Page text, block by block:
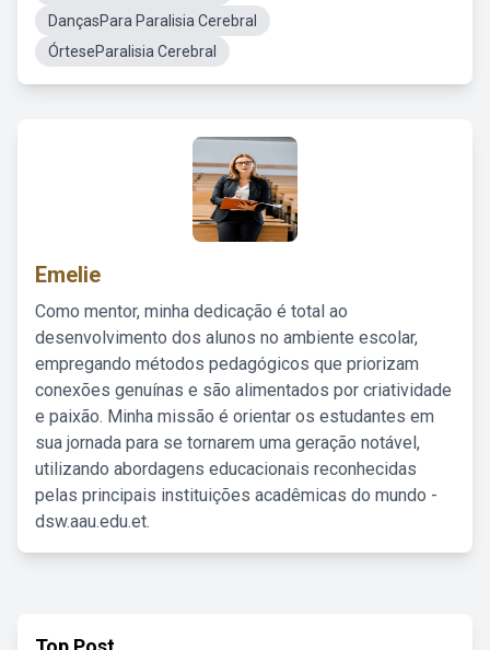
DançasPara Paralisia Cerebral
ÓrteseParalisia Cerebral
Emelie
Como mentor, minha dedicação é total ao
desenvolvimento dos alunos no ambiente escolar,
empregando métodos pedagógicos que priorizam
conexões genuínas e são alimentados por criatividade
e paixão. Minha missão é orientar os estudantes em
sua jornada para se tornarem uma geração notável,
utilizando abordagens educacionais reconhecidas
pelas principais instituições acadêmicas do mundo -
dsw.aau.edu.et.